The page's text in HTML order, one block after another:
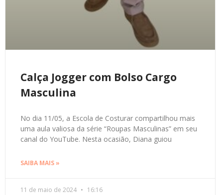
Calça Jogger com Bolso Cargo
Masculina
No dia 11/05, a Escola de Costurar compartilhou mais
uma aula valiosa da série “Roupas Masculinas” em seu
canal do YouTube. Nesta ocasião, Diana guiou
SAIBA MAIS »
11 de maio de 2024 16:16